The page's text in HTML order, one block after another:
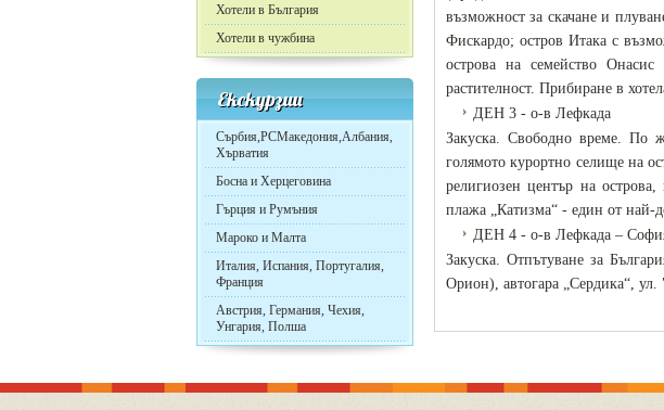
Хотели в България
Хотели в чужбина
Екскурзии
Сърбия,РСМакедония,Албания,
Хърватия
Босна и Херцеговина
Гърция и Румъния
Мароко и Малта
Италия, Испания, Португалия,
Франция
Австрия, Германия, Чехия,
Унгария, Полша
възможност за скачане и
Фискардо; остров Итака с
острова на семейство
растителност. Прибиране в
ДЕН 3 - о-в Лефкада
Закуска. Свободно време. По
голямото курортно селище на
религиозен център на
плажа „Катизма“ - един от най-
ДЕН 4 - о-в Лефкада –
Закуска. Отпътуване за
Орион), автогара „Сердика“,